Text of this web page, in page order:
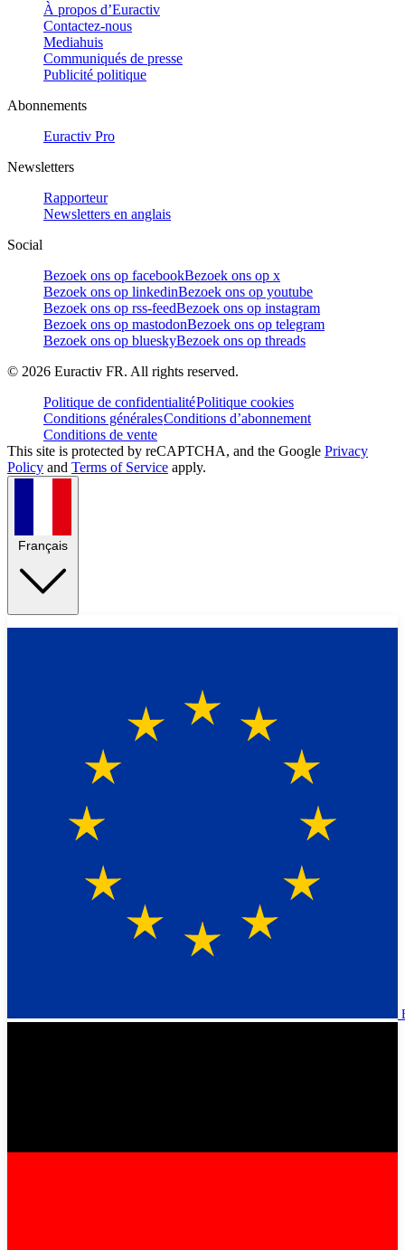
À propos d’Euractiv
Contactez-nous
Mediahuis
Communiqués de presse
Publicité politique
Abonnements
Euractiv Pro
Newsletters
Rapporteur
Newsletters en anglais
Social
Bezoek ons op facebookBezoek ons op x
Bezoek ons op linkedinBezoek ons op youtube
Bezoek ons op rss-feedBezoek ons op instagram
Bezoek ons op mastodonBezoek ons op telegram
Bezoek ons op blueskyBezoek ons op threads
© 2026 Euractiv FR. All rights reserved.
Politique de confidentialitéPolitique cookies
Conditions généralesConditions d’abonnement
Conditions de vente
This site is protected by reCAPTCHA, and the Google Privacy
Policy and Terms of Service apply.
Français